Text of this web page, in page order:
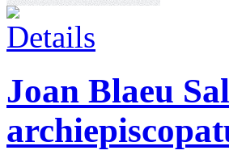
Joan Blaeu